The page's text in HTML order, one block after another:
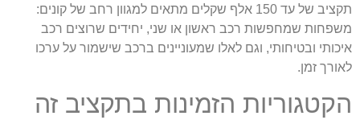
תקציב של עד 150 אלף שקלים מתאים למגוון רחב של קונים:
שמחפשות רכב ראשון או שני, יחידים שרוצים רכב
ובטיחותי, וגם לאלו שמעוניינים ברכב שישמור על ערכו
זמן.
הזמינות בתקציב זה